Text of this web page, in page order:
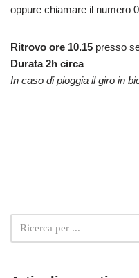
oppure chiamare il numero
Ritrovo ore 10.15 presso
Durata 2h circa
In caso di pioggia il giro in